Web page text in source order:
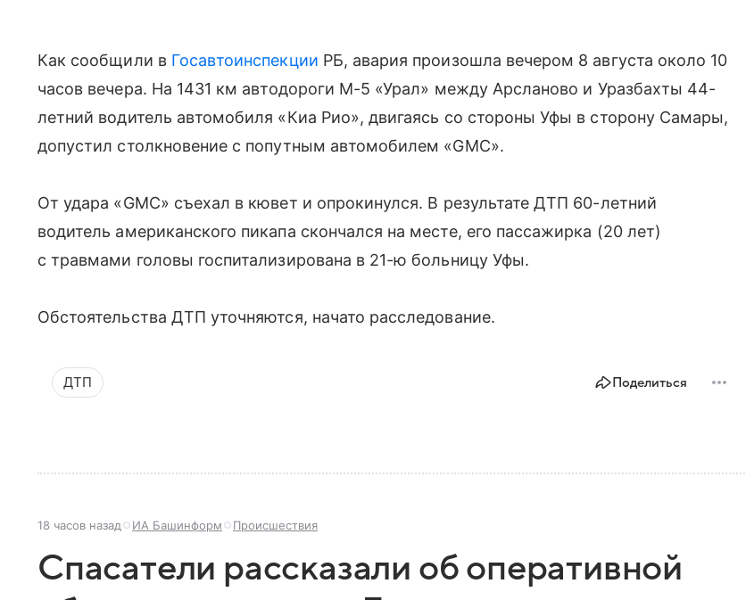
Как сообщили в Госавтоинспекции РБ, авария произошла вечером 8 августа около 10
часов вечера. На 1431 км автодороги М-5 «Урал» между Арсланово и Уразбахты 44-
летний водитель автомобиля «Киа Рио», двигаясь со стороны Уфы в сторону Самары,
допустил столкновение с попутным автомобилем «GMC».
От удара «GMC» съехал в кювет и опрокинулся. В результате ДТП 60-летний
водитель американского пикапа скончался на месте, его пассажирка (20 лет)
с травмами головы госпитализирована в 21-ю больницу Уфы.
Обстоятельства ДТП уточняются, начато расследование.
ДТП Поделиться
18 часов назад ИА Башинформ Происшествия
Спасатели рассказали об оперативной